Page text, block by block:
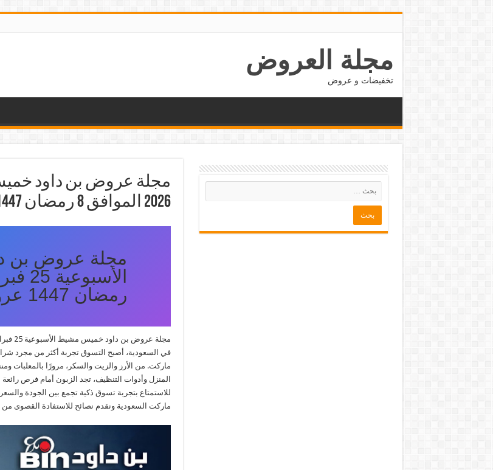
مجلة العروض
تخفيضات و عروض
2026 الموافق 8 رمضان 1447 عروض رمضان التوفيرية
مجلة عروض بن
رمضان 1447 عروض رمضان التوفيرية
في السعودية، أصبح التسوق تجربة أكثر من مجرد
ماركت. من الأرز والزيت والسكر، مرورًا بالمعلبات
المنزل وأدوات التنظيف، تجد الزبون أمام فرص
للاستمتاع بتجربة تسوق ذكية تجمع بين الجودة
ماركت السعودية ونقدم نصائح للاستفادة القصوى